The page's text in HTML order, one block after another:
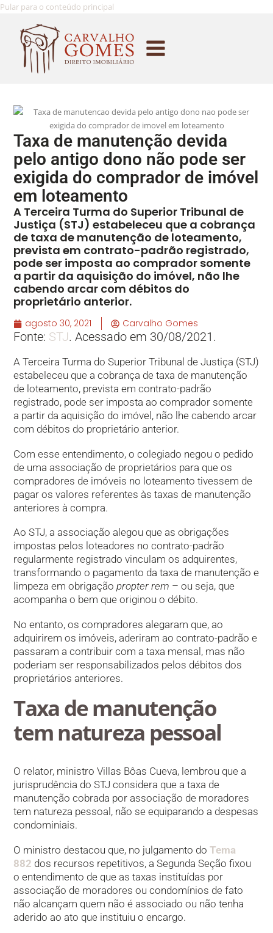
Pular para o conteúdo principal
Taxa de manutenção devida
pelo antigo dono não pode ser
exigida do comprador de imóvel
em loteamento
A Terceira Turma do Superior Tribunal de
Justiça (STJ) estabeleceu que a cobrança
de taxa de manutenção de loteamento,
prevista em contrato-padrão registrado,
pode ser imposta ao comprador somente
a partir da aquisição do imóvel, não lhe
cabendo arcar com débitos do
proprietário anterior.
agosto 30, 2021 Carvalho Gomes
Fonte: STJ. Acessado em 30/08/2021.
A Terceira Turma do Superior Tribunal de Justiça (STJ)
estabeleceu que a cobrança de taxa de manutenção
de loteamento, prevista em contrato-padrão
registrado, pode ser imposta ao comprador somente
a partir da aquisição do imóvel, não lhe cabendo arcar
com débitos do proprietário anterior.
Com esse entendimento, o colegiado negou o pedido
de uma associação de proprietários para que os
compradores de imóveis no loteamento tivessem de
pagar os valores referentes às taxas de manutenção
anteriores à compra.
Ao STJ, a associação alegou que as obrigações
impostas pelos loteadores no contrato-padrão
regularmente registrado vinculam os adquirentes,
transformando o pagamento da taxa de manutenção e
limpeza em obrigaçãopropter rem – ou seja, que
acompanha o bem que originou o débito.
No entanto, os compradores alegaram que, ao
adquirirem os imóveis, aderiram ao contrato-padrão e
passaram a contribuir com a taxa mensal, mas não
poderiam ser responsabilizados pelos débitos dos
proprietários anteriores.
Taxa de manutenção
tem natureza pessoal
O relator, ministro Villas Bôas Cueva, lembrou que a
jurisprudência do STJ considera que a taxa de
manutenção cobrada por associação de moradores
tem natureza pessoal, não se equiparando a despesas
condominiais.
O ministro destacou que, no julgamento doTema
882 dos recursos repetitivos, a Segunda Seção fixou
o entendimento de que as taxas instituídas por
associação de moradores ou condomínios de fato
não alcançam quem não é associado ou não tenha
aderido ao ato que instituiu o encargo.